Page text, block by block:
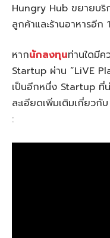
Hungry Hub ขยายบริ
ลูกค้าและร้านอาหารอีก
หากนักลงทุนท่านใดมีค
Startup ผ่าน “LiVE
เป็นอีกหนึ่ง Startup ที่
ละเอียดเพิ่มเติมเกี่ยว
: